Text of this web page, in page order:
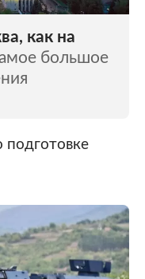
как на
большое
подготовке